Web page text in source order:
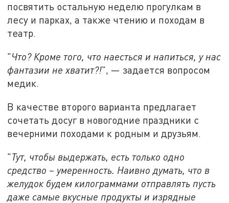
посвятить остальную неделю прогулкам в
лесу и парках, а также чтению и походам в
театр.
"Что? Кроме того, что наесться и напиться, у нас
фантазии не хватит?!", — задается вопросом
медик.
В качестве второго варианта предлагает
сочетать досуг в новогодние праздники с
вечерними походами к родным и друзьям.
"Тут, чтобы выдержать, есть только одно
средство – умеренность. Наивно думать, что в
желудок будем килограммами отправлять пусть
даже самые вкусные продукты и изрядные